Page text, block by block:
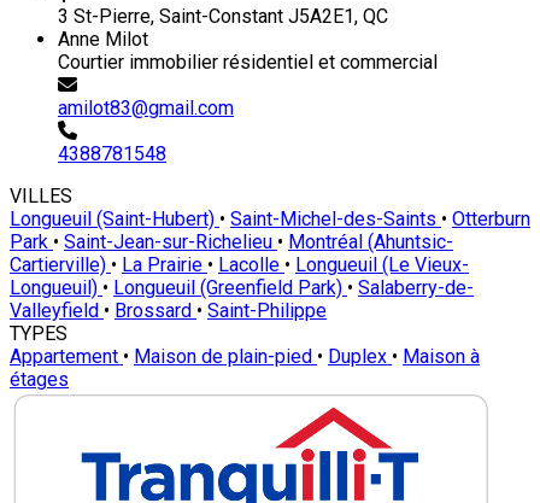
3 St-Pierre, Saint-Constant J5A2E1, QC
Anne Milot
Courtier immobilier résidentiel et commercial
amilot83@gmail.com
4388781548
VILLES
Longueuil (Saint-Hubert) • Saint-Michel-des-Saints • Otterburn
Park • Saint-Jean-sur-Richelieu • Montréal (Ahuntsic-
Cartierville) • La Prairie • Lacolle • Longueuil (Le Vieux-
Longueuil) • Longueuil (Greenfield Park) • Salaberry-de-
Valleyfield • Brossard • Saint-Philippe
TYPES
Appartement • Maison de plain-pied • Duplex • Maison à
étages